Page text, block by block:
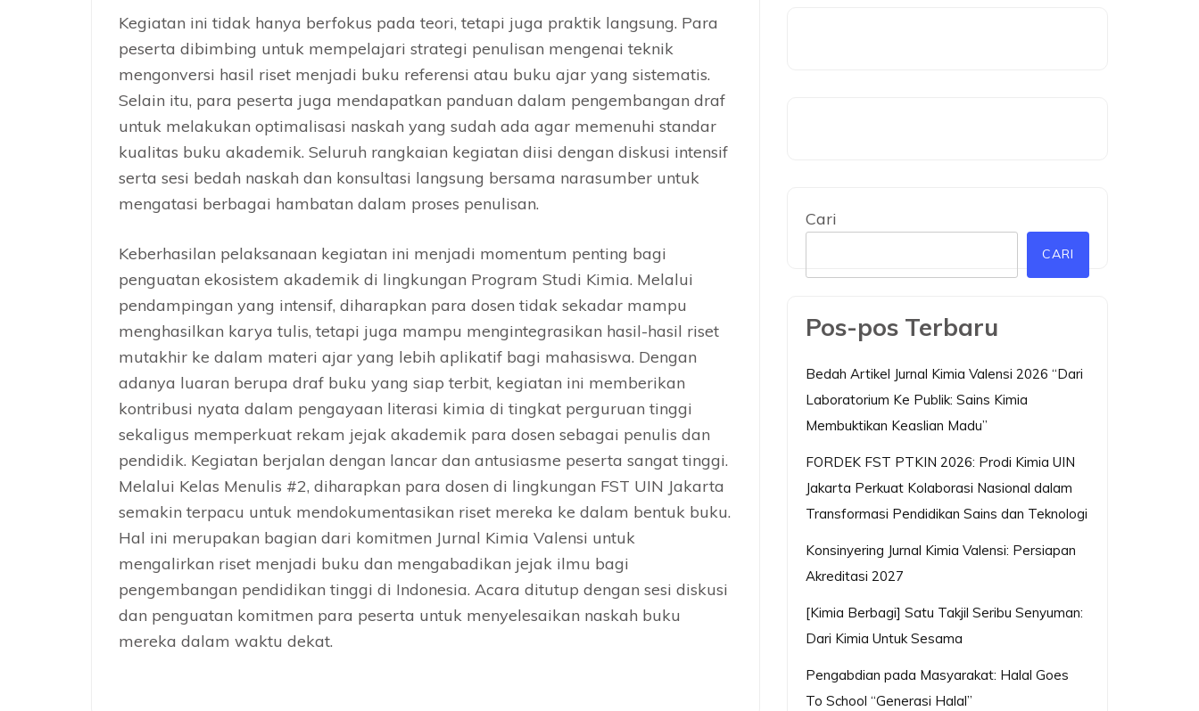
Kegiatan ini tidak hanya berfokus pada teori, tetapi juga praktik langsung. Para
peserta dibimbing untuk mempelajari strategi penulisan mengenai teknik
mengonversi hasil riset menjadi buku referensi atau buku ajar yang sistematis.
Selain itu, para peserta juga mendapatkan panduan dalam pengembangan draf
untuk melakukan optimalisasi naskah yang sudah ada agar memenuhi standar
kualitas buku akademik. Seluruh rangkaian kegiatan diisi dengan diskusi intensif
serta sesi bedah naskah dan konsultasi langsung bersama narasumber untuk
mengatasi berbagai hambatan dalam proses penulisan.
Keberhasilan pelaksanaan kegiatan ini menjadi momentum penting bagi
penguatan ekosistem akademik di lingkungan Program Studi Kimia. Melalui
pendampingan yang intensif, diharapkan para dosen tidak sekadar mampu
menghasilkan karya tulis, tetapi juga mampu mengintegrasikan hasil-hasil riset
mutakhir ke dalam materi ajar yang lebih aplikatif bagi mahasiswa. Dengan
adanya luaran berupa draf buku yang siap terbit, kegiatan ini memberikan
kontribusi nyata dalam pengayaan literasi kimia di tingkat perguruan tinggi
sekaligus memperkuat rekam jejak akademik para dosen sebagai penulis dan
pendidik. Kegiatan berjalan dengan lancar dan antusiasme peserta sangat tinggi.
Melalui Kelas Menulis #2, diharapkan para dosen di lingkungan FST UIN Jakarta
semakin terpacu untuk mendokumentasikan riset mereka ke dalam bentuk buku.
Hal ini merupakan bagian dari komitmen Jurnal Kimia Valensi untuk
mengalirkan riset menjadi buku dan mengabadikan jejak ilmu bagi
pengembangan pendidikan tinggi di Indonesia. Acara ditutup dengan sesi diskusi
dan penguatan komitmen para peserta untuk menyelesaikan naskah buku
mereka dalam waktu dekat.
Cari
CARI
Pos-pos Terbaru
Bedah Artikel Jurnal Kimia Valensi 2026 “Dari
Laboratorium Ke Publik: Sains Kimia
Membuktikan Keaslian Madu”
FORDEK FST PTKIN 2026: Prodi Kimia UIN
Jakarta Perkuat Kolaborasi Nasional dalam
Transformasi Pendidikan Sains dan Teknologi
Konsinyering Jurnal Kimia Valensi: Persiapan
Akreditasi 2027
[Kimia Berbagi] Satu Takjil Seribu Senyuman:
Dari Kimia Untuk Sesama
Pengabdian pada Masyarakat: Halal Goes
To School “Generasi Halal”